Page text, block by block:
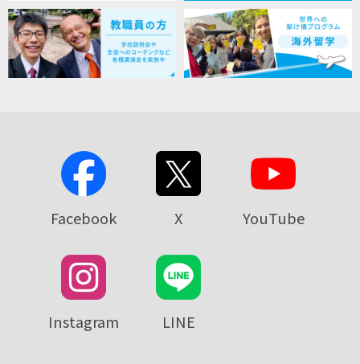
Facebook X YouTube
Instagram LINE